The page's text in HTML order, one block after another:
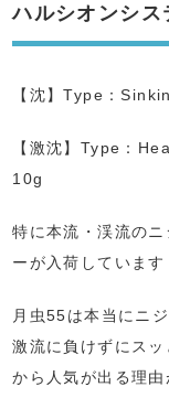
ハルシオンシ
【沈】Type：
【激沈】Type：
10g
特に本流・渓流の
ーが入荷しています
月虫55は本当にニ
激流に負けずにス
から人気が出る理由